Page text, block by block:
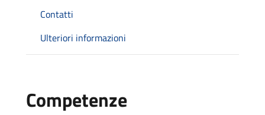
Contatti
Ulteriori informazioni
Competenze